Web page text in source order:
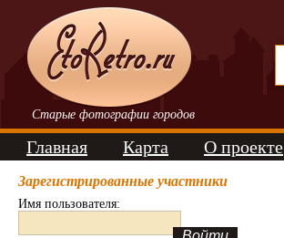
Старые фотографии городов
Главная Карта О проекте
Зарегистрированные участники
Имя пользователя: